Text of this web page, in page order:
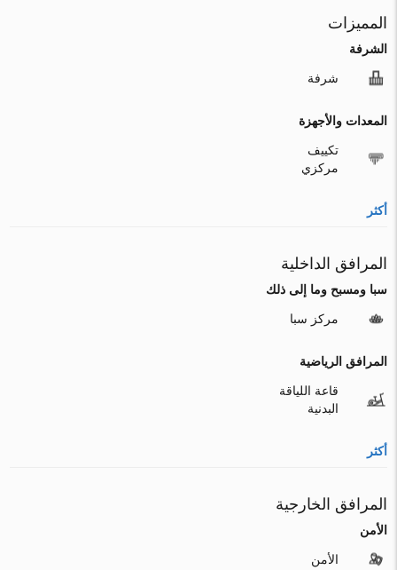
المميزات
الشرفة
شرفة
المعدات والأجهزة
تكييف
مركزي
أكثر
المرافق الداخلية
سبا ومسبح وما إلى ذلك
مركز سبا
المرافق الرياضية
قاعة اللياقة
البدنية
أكثر
المرافق الخارجية
الأمن
الأمن